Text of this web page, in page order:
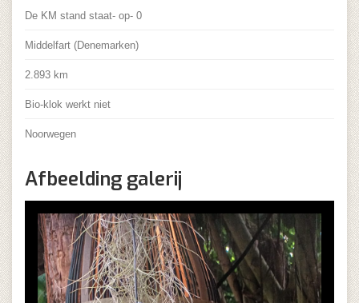
De KM stand staat- op- 0
Middelfart (Denemarken)
2.893 km
Bio-klok werkt niet
Noorwegen
Afbeelding galerij